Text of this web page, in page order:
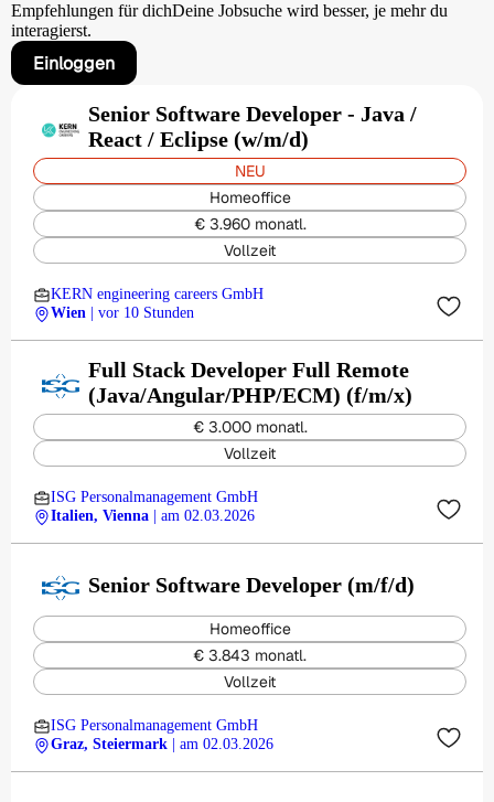
Empfehlungen für dichDeine Jobsuche wird besser, je mehr du
interagierst.
Einloggen
Senior Software Developer - Java /
React / Eclipse (w/m/d)
NEU
Homeoffice
€ 3.960 monatl.
Vollzeit
KERN engineering careers GmbH
Wien
| vor 10 Stunden
Full Stack Developer Full Remote
(Java/Angular/PHP/ECM) (f/m/x)
€ 3.000 monatl.
Vollzeit
ISG Personalmanagement GmbH
Italien, Vienna
| am 02.03.2026
Senior Software Developer (m/f/d)
Homeoffice
€ 3.843 monatl.
Vollzeit
ISG Personalmanagement GmbH
Graz, Steiermark
| am 02.03.2026